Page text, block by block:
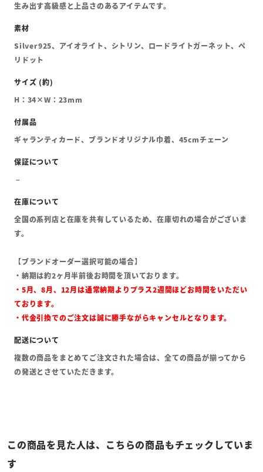
生み出す高級感と上品さのあるアイテムです。
Silver925、アイオライト、シトリン、ロードライトガーネット、ペ
リドット
H：34×W：23mm
ギャランティカード、ブランドオリジナル巾着、45cmチェーン
全国の系列店と在庫を共有しているため、在庫切れの場合がございま
す。
【ブランドオーダー選択可能の場合】
・納期は約2ヶ月半前後お時間を頂いております。
・5月、8月、12月は通常納期よりプラス2週間ほどお時間をいただい
ております。
・代金引換でのご注文は誠に勝手ながらキャンセルとなります。
複数の商品をまとめてご注文された場合は、全ての商品が揃ってから
の発送とさせていただきます。
この商品を見た人は、こちらの商品もチェックしていま
す